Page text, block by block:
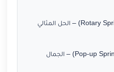
• الرشاشات الدوارة (Rotary Sprinklers) – الحل المثالي
• رشاشات البوب-أب (Pop-up Sprinklers) – الجمال